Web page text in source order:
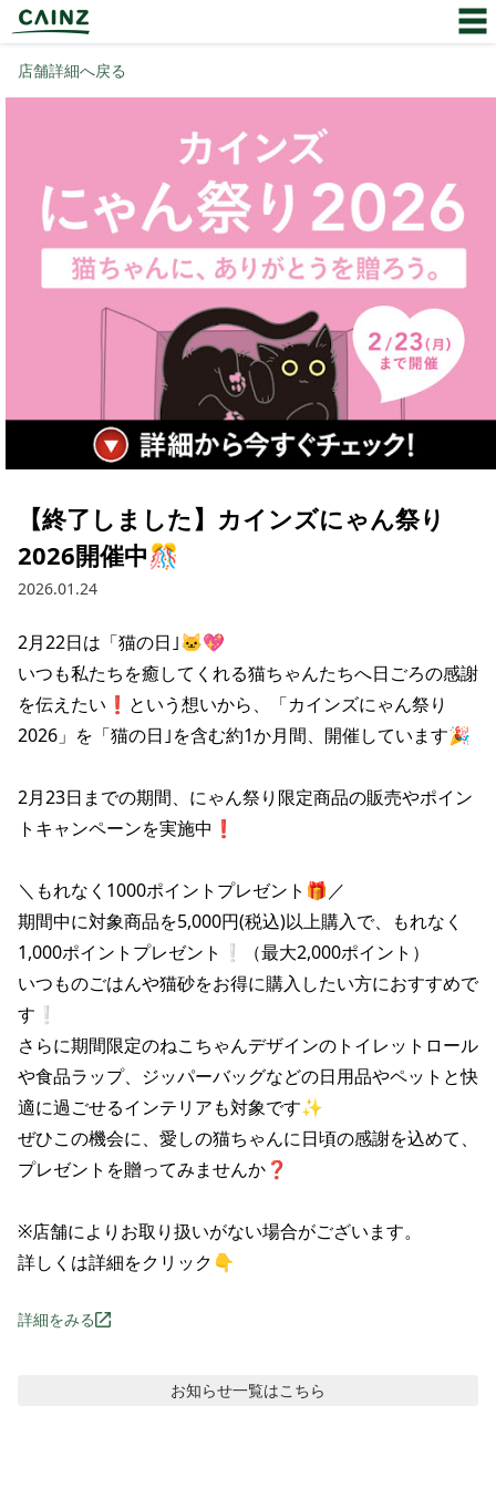
店舗詳細へ戻る
【終了しました】カインズにゃん祭り
2026開催中🎊
2026.01.24
2月22日は「猫の日｣🐱💖
いつも私たちを癒してくれる猫ちゃんたちへ日ごろの感謝
を伝えたい❗という想いから、「カインズにゃん祭り
2026」を「猫の日｣を含む約1か月間、開催しています🎉
2月23日までの期間、にゃん祭り限定商品の販売やポイン
トキャンペーンを実施中❗
＼もれなく1000ポイントプレゼント🎁／
期間中に対象商品を5,000円(税込)以上購入で、もれなく
1,000ポイントプレゼント❕（最大2,000ポイント）
いつものごはんや猫砂をお得に購入したい方におすすめで
す❕
さらに期間限定のねこちゃんデザインのトイレットロール
や食品ラップ、ジッパーバッグなどの日用品やペットと快
適に過ごせるインテリアも対象です✨
ぜひこの機会に、愛しの猫ちゃんに日頃の感謝を込めて、
プレゼントを贈ってみませんか❓
※店舗によりお取り扱いがない場合がございます。
詳しくは詳細をクリック👇
詳細をみる
お知らせ一覧はこちら